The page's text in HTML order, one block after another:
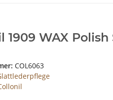
1909 WAX
COL6063